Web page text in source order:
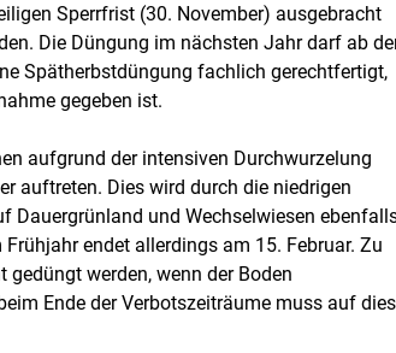
Sperrfrist (30. November) ausgebracht
Die Düngung im nächsten Jahr darf ab
Spätherbstdüngung fachlich gerechtfertigt,
gegeben ist.
aufgrund der intensiven Durchwurzelung
auftreten. Dies wird durch die niedrigen
Dauergrünland und Wechselwiesen
endet allerdings am 15. Februar. Zu
werden, wenn der Boden
Ende der Verbotszeiträume muss auf